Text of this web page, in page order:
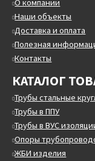
О компании
Наши объекты
Доставка и оплата
Полезная
Контакты
КАТАЛОГ
Трубы стальные
Трубы в ППУ
Трубы в ВУС
Опоры
ЖБИ изделия